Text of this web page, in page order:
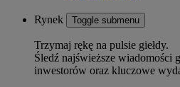
Rynek Toggle submenu
Trzymaj rękę na pulsie giełdy.
Śledź najświeższe wiadomości
inwestorów oraz kluczowe